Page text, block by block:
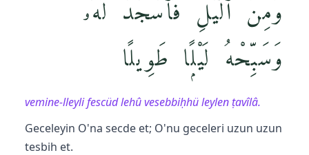
وَمِنَ ٱلَّيْلِ فَٱسْجُدْ لَهُۥ
وَسَبِّحْهُ لَيْلًۭا طَوِيلًا
vemine-lleyli fescüd lehû vesebbiḥhü leylen ṭavîlâ.
Geceleyin O'na secde et; O'nu geceleri uzun uzun
tesbih et.